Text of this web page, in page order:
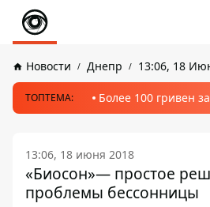
Новости Днепр 13:06, 18
ТОПТЕМА: Более 100 гривен
13:06, 18 июня 2018
«Биосон»— простое
проблемы бессонницы